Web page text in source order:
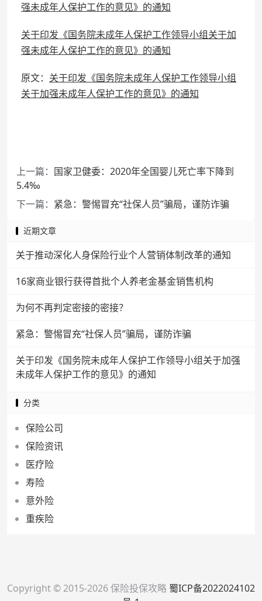
强未成年人保护工作的意见》的通知
关于印发《国务院未成年人保护工作领导小组关于加
强未成年人保护工作的意见》的通知
原文： 关于印发《国务院未成年人保护工作领导小组
关于加强未成年人保护工作的意见》的通知
上一篇： 国家卫健委：2020年全国婴儿死亡率下降到
5.4‰
下一篇： 紧急：警惕冒充“社保人员”骗局，谨防诈骗
近期文章
关于推动深化人身保险行业个人营销体制改革的通知
16家商业银行获得首批个人养老金基金销售机构
为何不再判定密接的密接？
紧急：警惕冒充“社保人员”骗局，谨防诈骗
关于印发《国务院未成年人保护工作领导小组关于加强
未成年人保护工作的意见》的通知
分类
保险公司
保险资讯
医疗险
寿险
意外险
重疾险
Copyright © 2015-2026 保险投保攻略 蜀ICP备2022024102